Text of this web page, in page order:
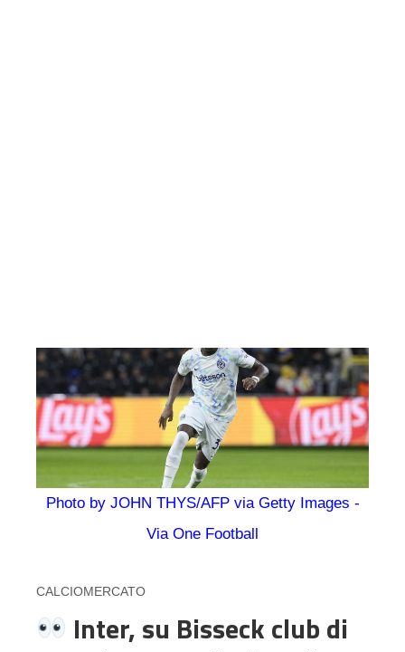
Photo by JOHN THYS/AFP via Getty Images -
Via One Football
CALCIOMERCATO
Inter, su Bisseck club di